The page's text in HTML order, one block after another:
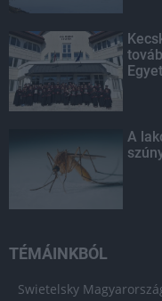
A
TÉMÁINKBÓL
Swietelsky